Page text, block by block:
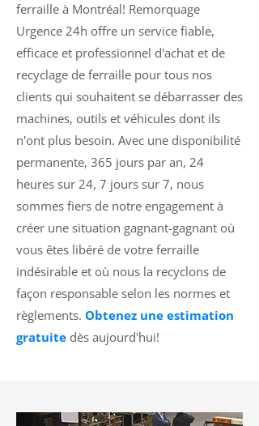
ferraille à Montréal! Remorquage
Urgence 24h offre un service fiable,
efficace et professionnel d'achat et de
recyclage de ferraille pour tous nos
clients qui souhaitent se débarrasser des
machines, outils et véhicules dont ils
n'ont plus besoin. Avec une disponibilité
permanente, 365 jours par an, 24
heures sur 24, 7 jours sur 7, nous
sommes fiers de notre engagement à
créer une situation gagnant-gagnant où
vous êtes libéré de votre ferraille
indésirable et où nous la recyclons de
façon responsable selon les normes et
règlements. Obtenez une estimation
gratuite dès aujourd'hui!